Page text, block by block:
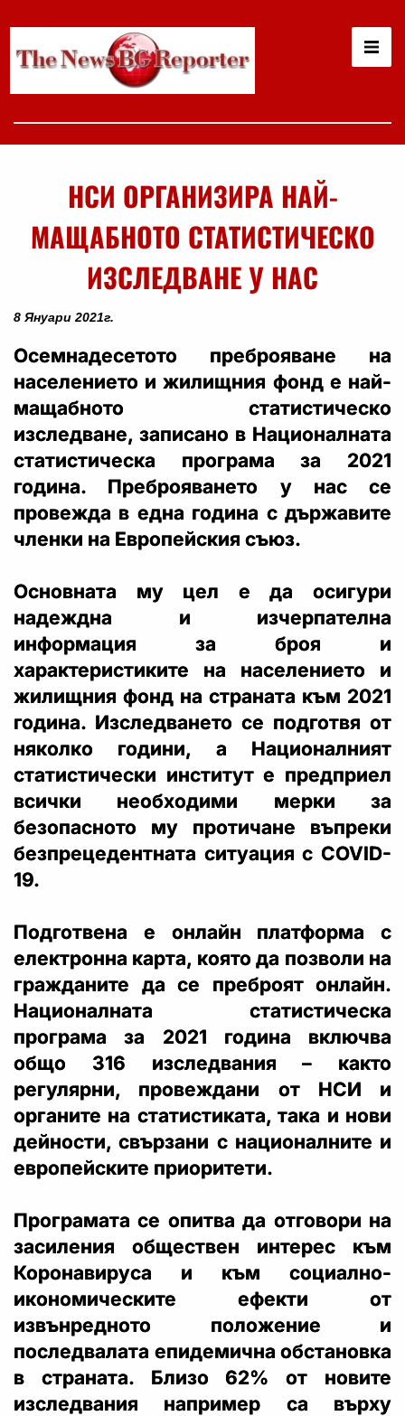
НСИ ОРГАНИЗИРА НАЙ-
МАЩАБНОТО СТАТИСТИЧЕСКО
ИЗСЛЕДВАНЕ У НАС
8 Януари 2021г.
Осемнадесетото преброяване на
населението и жилищния фонд е най-
мащабното статистическо
изследване, записано в Националната
статистическа програма за 2021
година. Преброяването у нас се
провежда в една година с държавите
членки на Европейския съюз.
Основната му цел е да осигури
надеждна и изчерпателна
информация за броя и
характеристиките на населението и
жилищния фонд на страната към 2021
година. Изследването се подготвя от
няколко години, а Националният
статистически институт е предприел
всички необходими мерки за
безопасното му протичане въпреки
безпрецедентната ситуация с COVID-
19.
Подготвена е онлайн платформа с
електронна карта, която да позволи на
гражданите да се преброят онлайн.
Националната статистическа
програма за 2021 година включва
общо 316 изследвания – както
регулярни, провеждани от НСИ и
органите на статистиката, така и нови
дейности, свързани с националните и
европейските приоритети.
Програмата се опитва да отговори на
засиления обществен интерес към
Коронавируса и към социално-
икономическите ефекти от
извънредното положение и
последвалата епидемична обстановка
в страната. Близо 62% от новите
изследвания например са върху